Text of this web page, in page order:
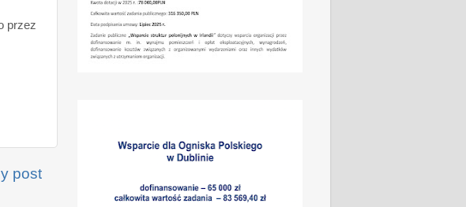
przez
post